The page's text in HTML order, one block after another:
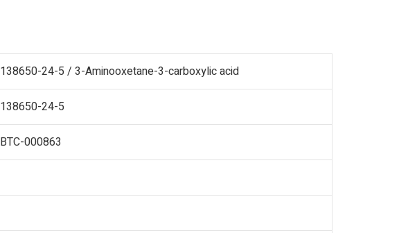
138650-24-5 / 3-Aminooxetane-3-carboxylic acid
138650-24-5
BTC-000863